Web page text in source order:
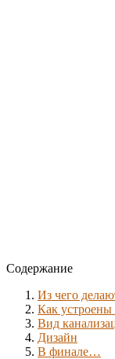
Содержание
Из чего
Как
Вид
Дизайн
В финале…